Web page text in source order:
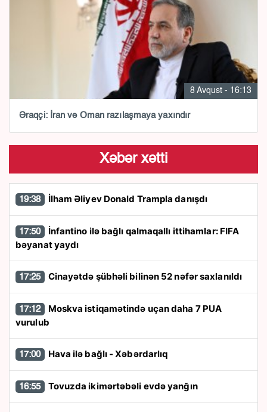
8 Avqust - 16:13
Əraqçi: İran və Oman razılaşmaya yaxındır
Xəbər xətti
19:38 İlham Əliyev Donald Trampla danışdı
17:50
bəyanat yaydı
17:25 Cinayətdə şübhəli bilinən 52 nəfər saxlanıldı
17:12
vurulub
17:00 Hava ilə bağlı - Xəbərdarlıq
16:55 Tovuzda ikimərtəbəli evdə yanğın